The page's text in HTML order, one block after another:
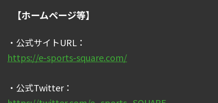
【ホームページ等】
・公式サイトURL：
https://e-sports-square.com/
・公式Twitter：